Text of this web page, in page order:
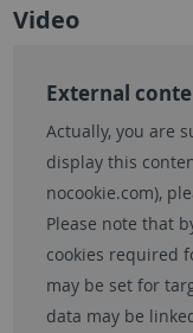
Video
External
Actually, you are
display this
nocookie.com),
Please note that
cookies required
may be set for
data may be